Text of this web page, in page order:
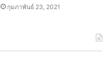
กุมภาพันธ์ 23, 2021